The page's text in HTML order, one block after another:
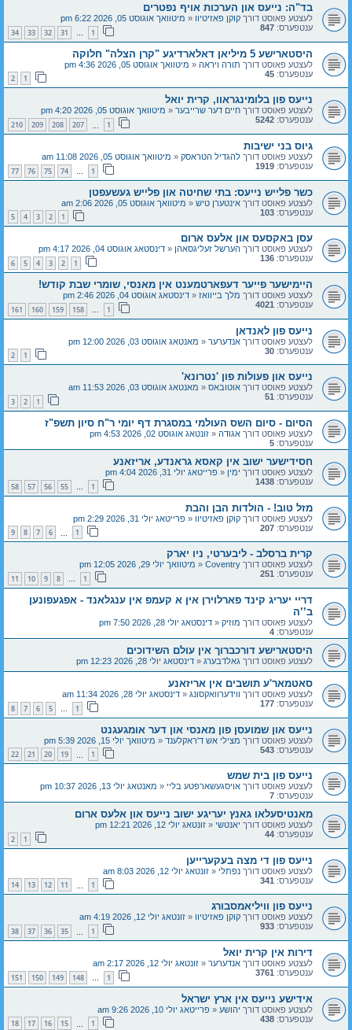
בד"ה: נייעס און הערכות אויף נפטרים
לעצטע פאוסט דורך קוקן פאזיטיוו « מיטוואך אוגוסט 05, 2026 6:22 pm
ענטפערס: 847
1
…
31
32
33
34
היסטארישע 5 מיליאן דאלארדיגע "קרן הצלה" חלוקה
לעצטע פאוסט דורך תורה ויראה « מיטוואך אוגוסט 05, 2026 4:36 pm
ענטפערס: 45
1
2
נייעס פון בלומינגראוו, קרית יואל
לעצטע פאוסט דורך חיים דער שרייבער « מיטוואך אוגוסט 05, 2026 4:20 pm
ענטפערס: 5242
1
207
208
209
210
גיוס בני ישיבות
לעצטע פאוסט דורך להגדיל הטראסק « מיטוואך אוגוסט 05, 2026 11:08 am
ענטפערס: 1919
1
…
74
75
76
77
כשר פלייש נייעס: בתי שחיטה און פלייש געשעפטן
לעצטע פאוסט דורך אינטערן טיש « מיטוואך אוגוסט 05, 2026 2:06 am
ענטפערס: 103
1
2
3
4
5
עסן באקסעס און אלעס ארום
לעצטע פאוסט דורך הערשל זעליגסאהן « דינסטאג אוגוסט 04, 2026 4:17 pm
ענטפערס: 136
1
2
3
4
5
6
היימישער פייער דעפארטמענט אין מאנסי, שומרי שבת קודש!
לעצטע פאוסט דורך מלך בייוואז « דינסטאג אוגוסט 04, 2026 2:46 pm
ענטפערס: 4021
1
…
158
159
160
161
נייעס פון לאנדאן
לעצטע פאוסט דורך אנדערער « מאנטאג אוגוסט 03, 2026 12:00 pm
ענטפערס: 30
1
2
נייעס און פעולות פון 'נטרונא'
לעצטע פאוסט דורך אוטובאס « מאנטאג אוגוסט 03, 2026 11:53 am
ענטפערס: 51
1
2
3
הסיום - סיום השס העולמי במסגרת דף יומי ר"ח סיון תשפ"ז
לעצטע פאוסט דורך אגודה « זונטאג אוגוסט 02, 2026 4:53 pm
ענטפערס: 5
חסידישער ישוב אין קאסא גראנדע, אריזאנע
לעצטע פאוסט דורך ימין « פרייטאג יולי 31, 2026 4:04 pm
ענטפערס: 1438
1
…
55
56
57
58
מזל טוב! - הולדות הבן והבת
לעצטע פאוסט דורך קוקן פאזיטיוו « פרייטאג יולי 31, 2026 2:29 pm
ענטפערס: 207
1
6
7
8
9
קרית ברסלב - ליבערטי, ניו יארק
לעצטע פאוסט דורך Coventry
« מיטוואך יולי 29, 2026 12:05 pm
ענטפערס: 251
1
…
8
9
10
11
דריי יעריג קינד פארלוירן אין א קעמפ אין ענגלאנד - אפגעפונען
ב’’ה
לעצטע פאוסט דורך מוזיק « דינסטאג יולי 28, 2026 7:50 pm
ענטפערס: 4
היסטארישע דורכברוך אין עולם השידוכים
לעצטע פאוסט דורך גאלדבערג « דינסטאג יולי 28, 2026 12:23 pm
סאטמאר'ע תושבים אין אריזאנע
לעצטע פאוסט דורך ווידערוואקסונג « דינסטאג יולי 28, 2026 11:34 am
ענטפערס: 177
1
5
6
7
8
נייעס און שמועסן פון מאנסי און דער אומגעגנט
לעצטע פאוסט דורך מצילי אש ד'ראקלענד « מיטוואך יולי 15, 2026 5:39 pm
ענטפערס: 543
1
19
20
21
22
נייעס פון בית שמש
לעצטע פאוסט דורך אויסגעשארפטע בליי « מאנטאג יולי 13, 2026 10:37 pm
ענטפערס: 7
מאנטיסעלאו גאנץ יעריגע ישוב נייעס און אלעס ארום
לעצטע פאוסט דורך יאנטשי « זונטאג יולי 12, 2026 12:21 pm
ענטפערס: 44
1
2
נייעס פון די מצה בעקערייען
לעצטע פאוסט דורך נפתלי « זונטאג יולי 12, 2026 8:03 am
ענטפערס: 341
1
11
12
13
14
נייעס פון וויליאמסבורג
לעצטע פאוסט דורך קוקן פאזיטיוו « זונטאג יולי 12, 2026 4:19 am
ענטפערס: 933
1
35
36
37
38
דירות אין קרית יואל
לעצטע פאוסט דורך אנדערער « זונטאג יולי 12, 2026 2:17 am
ענטפערס: 3761
1
…
148
149
150
151
אידישע נייעס אין ארץ ישראל
לעצטע פאוסט דורך יהושע « פרייטאג יולי 10, 2026 9:26 am
ענטפערס: 438
1
15
16
17
18